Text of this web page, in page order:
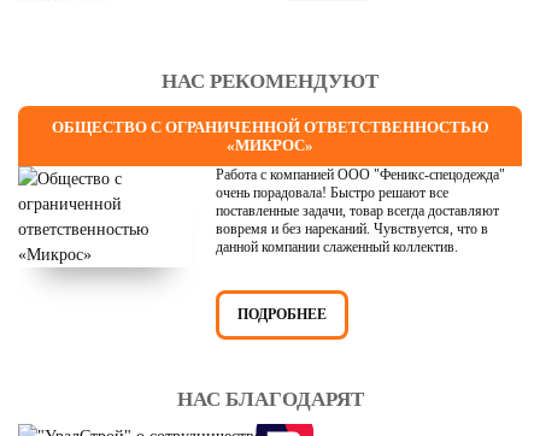
НАС РЕКОМЕНДУЮТ
ОБЩЕСТВО С ОГРАНИЧЕННОЙ ОТВЕТСТВЕННОСТЬЮ
«МИКРОС»
Работа с компанией ООО "Феникс-спецодежда"
очень порадовала! Быстро решают все
поставленные задачи, товар всегда доставляют
вовремя и без нареканий. Чувствуется, что в
данной компании слаженный коллектив.
ПОДРОБНЕЕ
НАС БЛАГОДАРЯТ